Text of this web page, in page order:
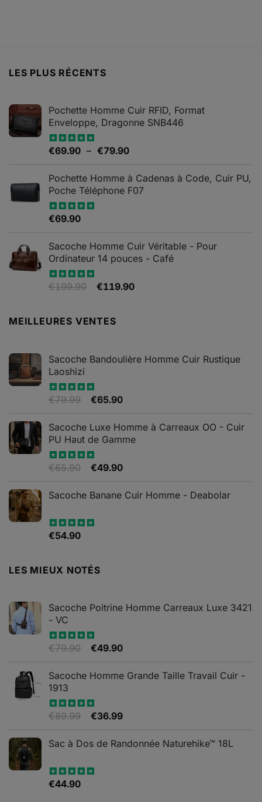
LES PLUS RÉCENTS
Pochette Homme Cuir RFID, Format
Enveloppe, Dragonne SNB446
Note5.00
€69.90 – €79.90Plage
prix :
€69.90
Pochette Homme à Cadenas à Code, Cuir PU,
Poche Téléphone F07
Note4.67
€69.90
Sacoche Homme Cuir Véritable - Pour
Ordinateur 14 pouces - Café
Note5.00
€199.90
Le
était :
€119.90Le
MEILLEURES VENTES
Sacoche Bandoulière Homme Cuir Rustique
Laoshizi
Note4.88
€79.99
Le
initial
était :
€65.90Le
actuel
est :
Sacoche Luxe Homme à Carreaux OO - Cuir
PU Haut de Gamme
Note4.82
€65.90
Le
initial
€49.90Le
actuel
Sacoche Banane Cuir Homme - Deabolar
Note4.79
€54.90
LES MIEUX NOTÉS
Sacoche Poitrine Homme Carreaux Luxe 3421
- VC
Note5.00
€79.90
Le
initial
€79.90.
€49.90Le
actuel
Sacoche Homme Grande Taille Travail Cuir -
1913
Note5.00
€89.99
Le
initial
€89.99.
€36.99Le
actuel
Sac à Dos de Randonnée Naturehike™ 18L
Note5.00
€44.90